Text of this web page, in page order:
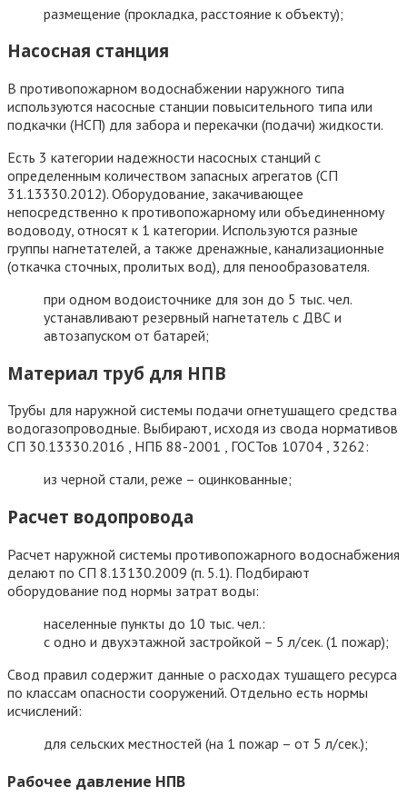
размещение (прокладка, расстояние к объекту);
Насосная станция
В противопожарном водоснабжении наружного типа
используются насосные станции повысительного типа или
подкачки (НСП) для забора и перекачки (подачи) жидкости.
Есть 3 категории надежности насосных станций с
определенным количеством запасных агрегатов (СП
31.13330.2012). Оборудование, закачивающее
непосредственно к противопожарному или объединенному
водоводу, относят к 1 категории. Используются разные
группы нагнетателей, а также дренажные, канализационные
(откачка сточных, пролитых вод), для пенообразователя.
при одном водоисточнике для зон до 5 тыс. чел.
устанавливают резервный нагнетатель с ДВС и
автозапуском от батарей;
Материал труб для НПВ
Трубы для наружной системы подачи огнетушащего средства
водогазопроводные. Выбирают, исходя из свода нормативов
СП 30.13330.2016 , НПБ 88-2001 , ГОСТов 10704 , 3262:
из черной стали, реже – оцинкованные;
Расчет водопровода
Расчет наружной системы противопожарного водоснабжения
делают по СП 8.13130.2009 (п. 5.1). Подбирают
оборудование под нормы затрат воды:
населенные пункты до 10 тыс. чел.:
с одно и двухэтажной застройкой – 5 л/сек. (1 пожар);
Свод правил содержит данные о расходах тушащего ресурса
по классам опасности сооружений. Отдельно есть нормы
исчислений:
для сельских местностей (на 1 пожар – от 5 л/сек.);
Рабочее давление НПВ